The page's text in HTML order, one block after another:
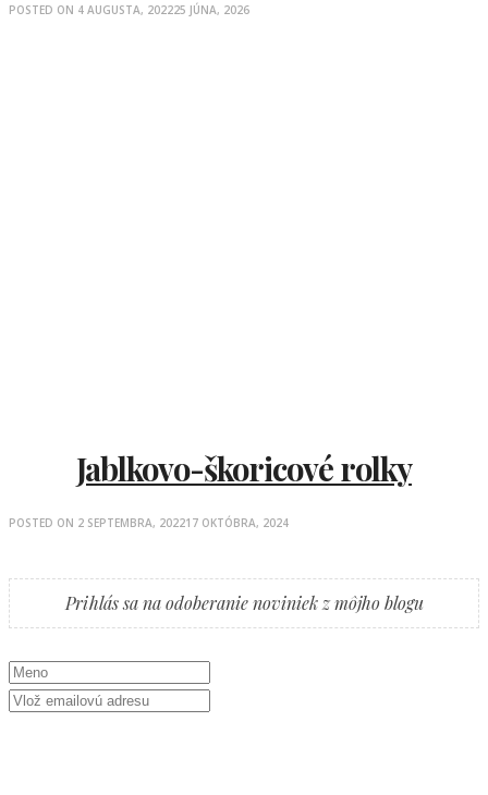
POSTED ON 4 AUGUSTA, 202225 JÚNA, 2026
Jablkovo-škoricové rolky
POSTED ON 2 SEPTEMBRA, 202217 OKTÓBRA, 2024
Prihlás sa na odoberanie noviniek z môjho blogu